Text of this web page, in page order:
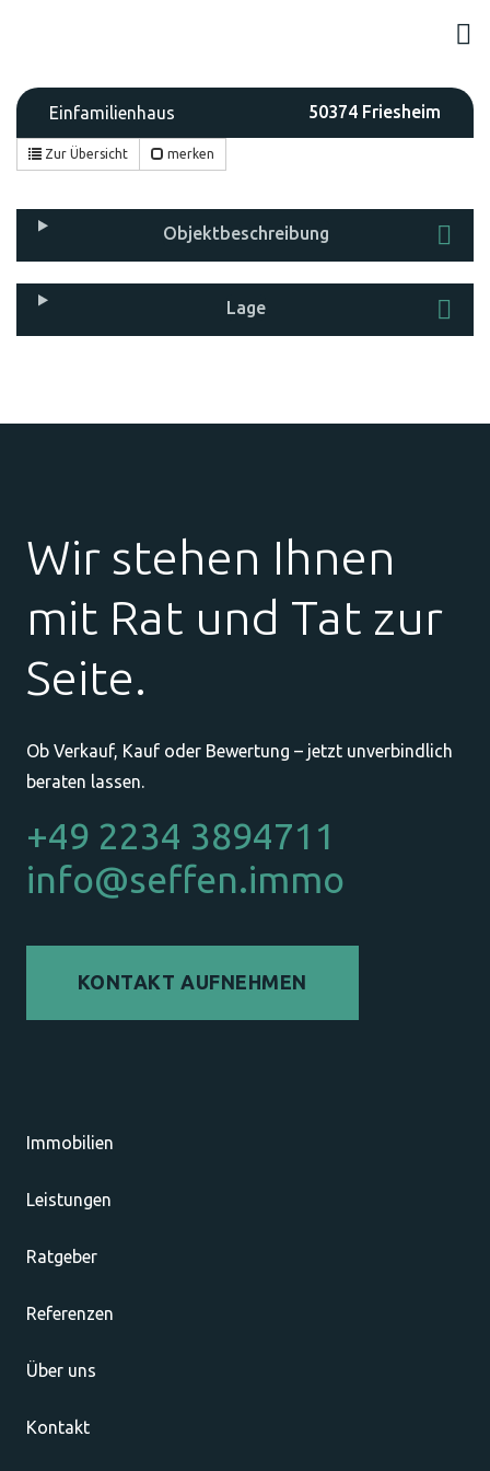
Einfamilienhaus 50374 Friesheim
Zur Übersicht merken
Objekt­beschreibung
Lage
Wir stehen Ihnen
mit Rat und Tat zur
Seite.
Ob Verkauf, Kauf oder Bewertung – jetzt unverbindlich
beraten lassen.
+49 2234 3894711
info@seffen.immo
KONTAKT AUFNEHMEN
Immobilien
Leistungen
Ratgeber
Referenzen
Über uns
Kontakt